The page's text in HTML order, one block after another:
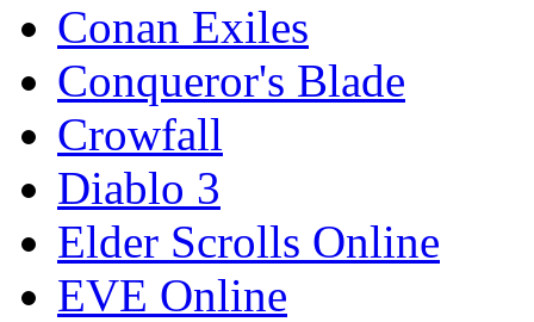
Conan Exiles
Conqueror's Blade
Crowfall
Diablo 3
Elder Scrolls Online
EVE Online